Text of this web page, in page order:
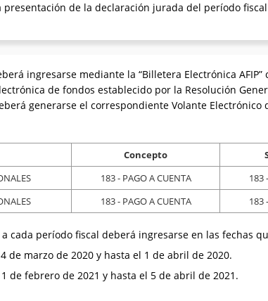
de la declaración jurada del período fiscal
ingresarse mediante la “Billetera Electrónica
de fondos establecido por la Resolución
generarse el correspondiente Volante Electrónico
Concepto
183 - PAGO A CUENTA 183
183 - PAGO A CUENTA 183
cada período fiscal deberá ingresarse en las fechas
de marzo de 2020 y hasta el 1 de abril de 2020.
de febrero de 2021 y hasta el 5 de abril de 2021.